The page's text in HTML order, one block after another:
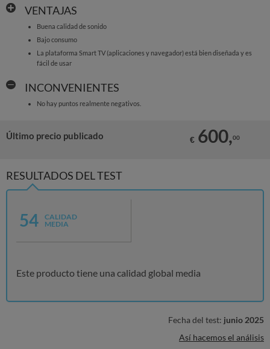
VENTAJAS
Buena calidad de sonido
Bajo consumo
La plataforma Smart TV (aplicaciones y navegador) está bien diseñada y es
fácil de usar
INCONVENIENTES
No hay puntos realmente negativos.
Último precio publicado € 600,00
RESULTADOS DEL TEST
54
CALIDAD
MEDIA
Este producto tiene una calidad global media
Fecha del test: junio 2025
Así hacemos el análisis